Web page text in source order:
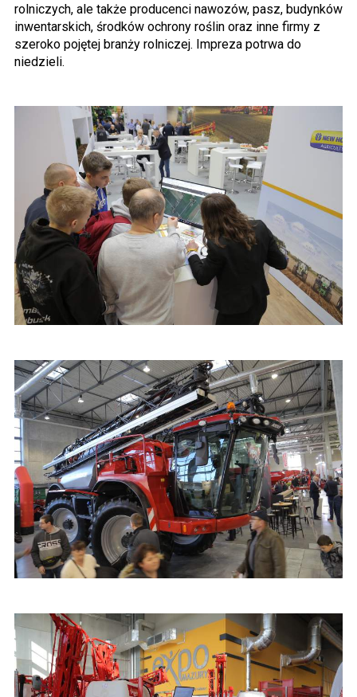
rolniczych, ale także producenci nawozów, pasz, budynków
inwentarskich, środków ochrony roślin oraz inne firmy z
szeroko pojętej branży rolniczej. Impreza potrwa do
niedzieli.